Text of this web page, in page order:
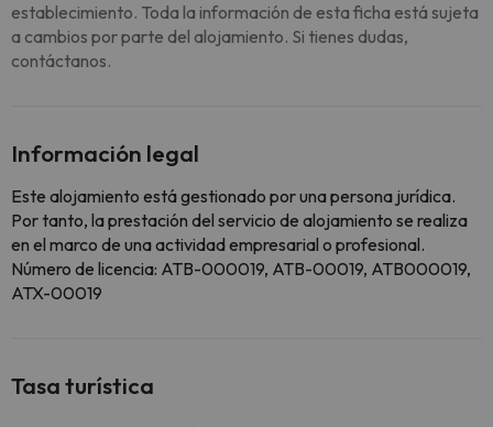
establecimiento. Toda la información de esta ficha está sujeta
a cambios por parte del alojamiento. Si tienes dudas,
contáctanos.
Información legal
Este alojamiento está gestionado por una persona jurídica.
Por tanto, la prestación del servicio de alojamiento se realiza
en el marco de una actividad empresarial o profesional.
Número de licencia: ATB-000019, ATB-00019, ATB000019,
ATX-00019
Tasa turística